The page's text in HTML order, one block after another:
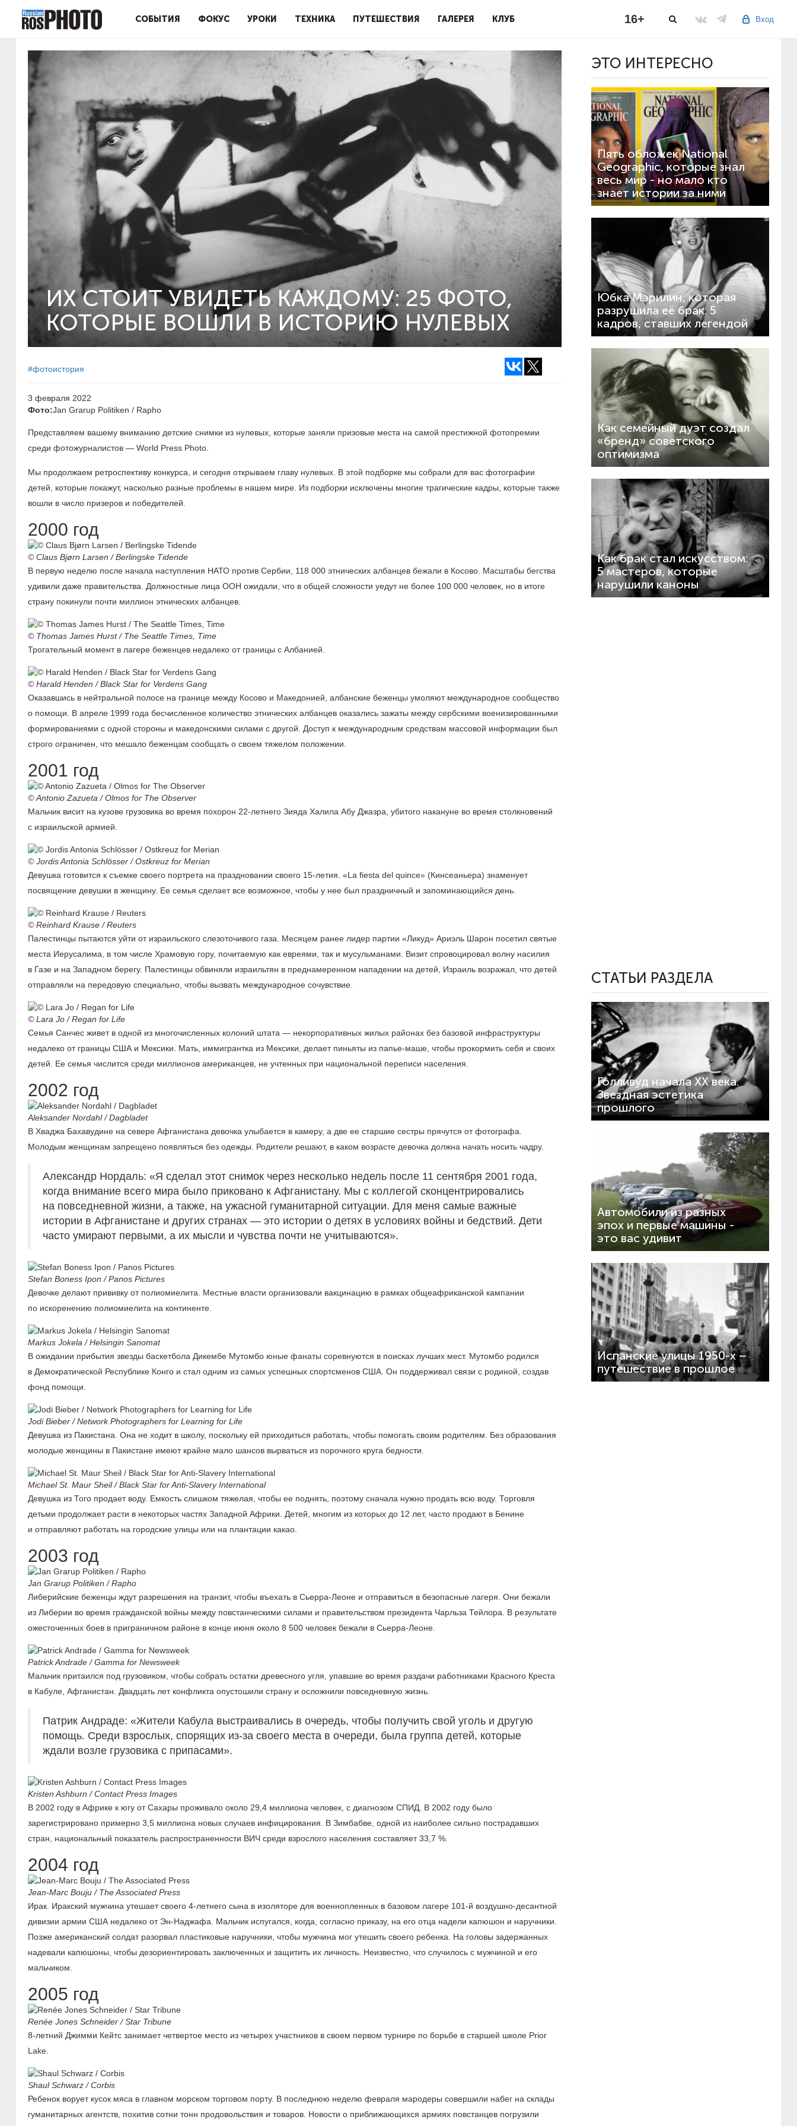
СОБЫТИЯ ФОКУС УРОКИ ТЕХНИКА ПУТЕШЕСТВИЯ ГАЛЕРЕЯ КЛУБ Вход
16+
ИХ СТОИТ УВИДЕТЬ КАЖДОМУ: 25 ФОТО,
КОТОРЫЕ ВОШЛИ В ИСТОРИЮ НУЛЕВЫХ
#фотоистория
3 февраля 2022
Фото:Jan Grarup Politiken / Rapho
Представляем вашему вниманию детские снимки из нулевых, которые заняли призовые места на самой престижной фотопремии
среди фотожурналистов — World Press Photo.
Мы продолжаем ретроспективу конкурса, и сегодня открываем главу нулевых. В этой подборке мы собрали для вас фотографии
детей, которые покажут, насколько разные проблемы в нашем мире. Из подборки исключены многие трагические кадры, которые также
вошли в число призеров и победителей.
2000 год
© Claus Bjørn Larsen / Berlingske Tidende
В первую неделю после начала наступления НАТО против Сербии, 118 000 этнических албанцев бежали в Косово. Масштабы бегства
удивили даже правительства. Должностные лица ООН ожидали, что в общей сложности уедут не более 100 000 человек, но в итоге
страну покинули почти миллион этнических албанцев.
© Thomas James Hurst / The Seattle Times, Time
Трогательный момент в лагере беженцев недалеко от границы с Албанией.
© Harald Henden / Black Star for Verdens Gang
Оказавшись в нейтральной полосе на границе между Косово и Македонией, албанские беженцы умоляют международное сообщество
о помощи. В апреле 1999 года бесчисленное количество этнических албанцев оказались зажаты между сербскими военизированными
формированиями с одной стороны и македонскими силами с другой. Доступ к международным средствам массовой информации был
строго ограничен, что мешало беженцам сообщать о своем тяжелом положении.
2001 год
© Antonio Zazueta / Olmos for The Observer
Мальчик висит на кузове грузовика во время похорон 22-летнего Зияда Халила Абу Джазра, убитого накануне во время столкновений
с израильской армией.
© Jordis Antonia Schlösser / Ostkreuz for Merian
Девушка готовится к съемке своего портрета на праздновании своего 15-летия. «La fiesta del quince» (Кинсеаньера) знаменует
посвящение девушки в женщину. Ее семья сделает все возможное, чтобы у нее был праздничный и запоминающийся день.
© Reinhard Krause / Reuters
Палестинцы пытаются уйти от израильского слезоточивого газа. Месяцем ранее лидер партии «Ликуд» Ариэль Шарон посетил святые
места Иерусалима, в том числе Храмовую гору, почитаемую как евреями, так и мусульманами. Визит спровоцировал волну насилия
в Газе и на Западном берегу. Палестинцы обвиняли израильтян в преднамеренном нападении на детей, Израиль возражал, что детей
отправляли на передовую специально, чтобы вызвать международное сочувствие.
© Lara Jo / Regan for Life
Семья Санчес живет в одной из многочисленных колоний штата — некорпоративных жилых районах без базовой инфраструктуры
недалеко от границы США и Мексики. Мать, иммигрантка из Мексики, делает пиньяты из папье-маше, чтобы прокормить себя и своих
детей. Ее семья числится среди миллионов американцев, не учтенных при национальной переписи населения.
2002 год
Aleksander Nordahl / Dagbladet
В Хваджа Бахавудине на севере Афганистана девочка улыбается в камеру, а две ее старшие сестры прячутся от фотографа.
Молодым женщинам запрещено появляться без одежды. Родители решают, в каком возрасте девочка должна начать носить чадру.
Александр Нордаль: «Я сделал этот снимок через несколько недель после 11 сентября 2001 года,
когда внимание всего мира было приковано к Афганистану. Мы с коллегой сконцентрировались
на повседневной жизни, а также, на ужасной гуманитарной ситуации. Для меня самые важные
истории в Афганистане и других странах — это истории о детях в условиях войны и бедствий. Дети
часто умирают первыми, а их мысли и чувства почти не учитываются».
Stefan Boness Ipon / Panos Pictures
Девочке делают прививку от полиомиелита. Местные власти организовали вакцинацию в рамках общеафриканской кампании
по искоренению полиомиелита на континенте.
Markus Jokela / Helsingin Sanomat
В ожидании прибытия звезды баскетбола Дикембе Мутомбо юные фанаты соревнуются в поисках лучших мест. Мутомбо родился
в Демократической Республике Конго и стал одним из самых успешных спортсменов США. Он поддерживал связи с родиной, создав
фонд помощи.
Jodi Bieber / Network Photographers for Learning for Life
Девушка из Пакистана. Она не ходит в школу, поскольку ей приходиться работать, чтобы помогать своим родителям. Без образования
молодые женщины в Пакистане имеют крайне мало шансов вырваться из порочного круга бедности.
Michael St. Maur Sheil / Black Star for Anti-Slavery International
Девушка из Того продает воду. Емкость слишком тяжелая, чтобы ее поднять, поэтому сначала нужно продать всю воду. Торговля
детьми продолжает расти в некоторых частях Западной Африки. Детей, многим из которых до 12 лет, часто продают в Бенине
и отправляют работать на городские улицы или на плантации какао.
2003 год
Jan Grarup Politiken / Rapho
Либерийские беженцы ждут разрешения на транзит, чтобы въехать в Сьерра-Леоне и отправиться в безопасные лагеря. Они бежали
из Либерии во время гражданской войны между повстанческими силами и правительством президента Чарльза Тейлора. В результате
ожесточенных боев в приграничном районе в конце июня около 8 500 человек бежали в Сьерра-Леоне.
Patrick Andrade / Gamma for Newsweek
Мальчик притаился под грузовиком, чтобы собрать остатки древесного угля, упавшие во время раздачи работниками Красного Креста
в Кабуле, Афганистан. Двадцать лет конфликта опустошили страну и осложнили повседневную жизнь.
Патрик Андраде: «Жители Кабула выстраивались в очередь, чтобы получить свой уголь и другую
помощь. Среди взрослых, спорящих из-за своего места в очереди, была группа детей, которые
ждали возле грузовика с припасами».
Kristen Ashburn / Contact Press Images
В 2002 году в Африке к югу от Сахары проживало около 29,4 миллиона человек, с диагнозом СПИД. В 2002 году было
зарегистрировано примерно 3,5 миллиона новых случаев инфицирования. В Зимбабве, одной из наиболее сильно пострадавших
стран, национальный показатель распространенности ВИЧ среди взрослого населения составляет 33,7 %.
2004 год
Jean-Marc Bouju / The Associated Press
Ирак. Иракский мужчина утешает своего 4-летнего сына в изоляторе для военнопленных в базовом лагере 101-й воздушно-десантной
дивизии армии США недалеко от Эн-Наджафа. Мальчик испугался, когда, согласно приказу, на его отца надели капюшон и наручники.
Позже американский солдат разорвал пластиковые наручники, чтобы мужчина мог утешить своего ребенка. На головы задержанных
надевали капюшоны, чтобы дезориентировать заключенных и защитить их личность. Неизвестно, что случилось с мужчиной и его
мальчиком.
2005 год
Renée Jones Schneider / Star Tribune
8-летний Джимми Кейтс занимает четвертое место из четырех участников в своем первом турнире по борьбе в старшей школе Prior
Lake.
Shaul Schwarz / Corbis
Ребенок ворует кусок мяса в главном морском торговом порту. В последнюю неделю февраля мародеры совершили набег на склады
гуманитарных агентств, похитив сотни тонн продовольствия и товаров. Новости о приближающихся армиях повстанцев погрузили
ЭТО ИНТЕРЕСНО
Пять обложек National
Geographic, которые знал
весь мир - но мало кто
знает истории за ними
Юбка Мэрилин, которая
разрушила её брак: 5
кадров, ставших легендой
Как семейный дуэт создал
«бренд» советского
оптимизма
Как брак стал искусством:
5 мастеров, которые
нарушили каноны
СТАТЬИ РАЗДЕЛА
Голливуд начала XX века.
Звездная эстетика
прошлого
Автомобили из разных
эпох и первые машины -
это вас удивит
Испанские улицы 1950-х –
путешествие в прошлое